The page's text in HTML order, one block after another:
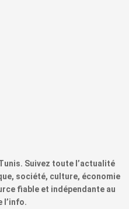
Suivez toute l’actualité
société, culture, économie
fiable et indépendante au
l’info.